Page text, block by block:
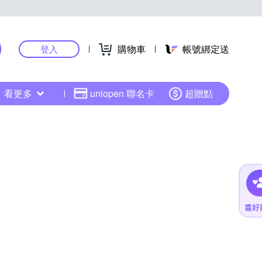
登入 購物車 帳號綁定送
看更多 uniopen 聯名卡 超贈點